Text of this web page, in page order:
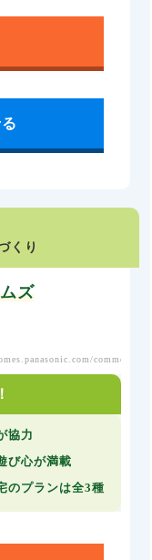
くり
ズ
common/
協力
び心が満載
のプランは全3種